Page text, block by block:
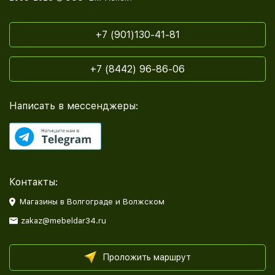
+7 (901)130-41-81
+7 (8442) 96-86-06
Написать в мессенджеры:
Контакты:
Магазины в Волгограде и Волжском
zakaz@mebeldar34.ru
Проложить маршрут